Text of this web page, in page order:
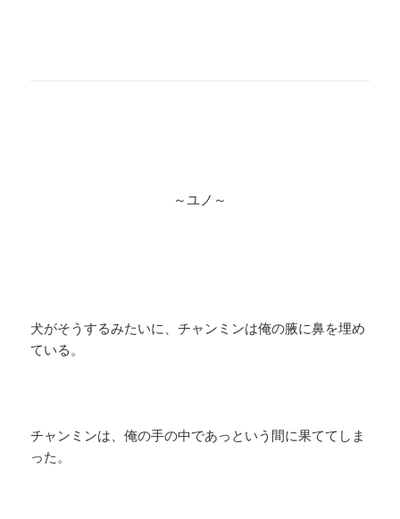
～ユノ～
犬がそうするみたいに、チャンミンは俺の腋に鼻を埋め
ている。
チャンミンは、俺の手の中であっという間に果ててしま
った。